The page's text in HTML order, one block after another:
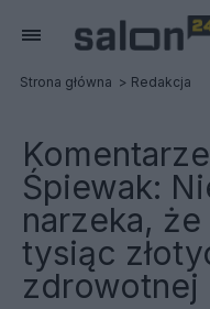
Strona główna Redakcja
Śpiewak:
narzeka, że
tysiąc
zdrowotnej